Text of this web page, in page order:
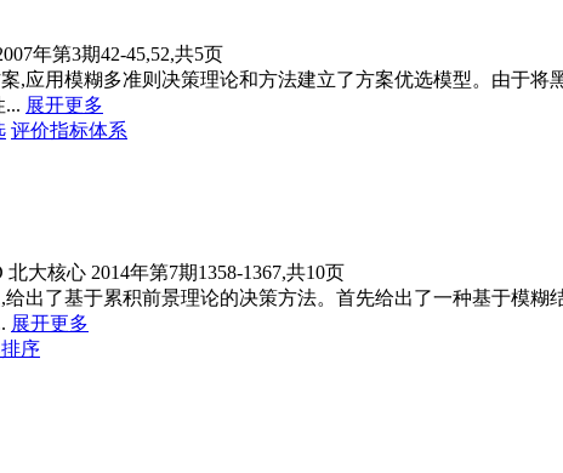
年第3期42-45,52,共5页
,应用模糊多准则决策理论和方法建立了方案优选模型。由于
... 展开更多
评价指标体系
北大核心 2014年第7期1358-1367,共10页
出了基于累积前景理论的决策方法。首先给出了一种基于模
展开更多
序